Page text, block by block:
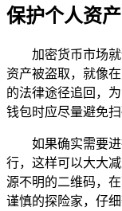
保护个人资
加密货币市场
资产被盗取，就像
的法律途径追回，
钱包时应尽量避免扫
如果确实需要
行，这样可以大大
源不明的二维码，
谨慎的探险家，仔